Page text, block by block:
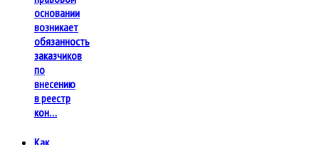
основании
возникает
обязанность
заказчиков
по
внесению
в реестр
кон…
Как